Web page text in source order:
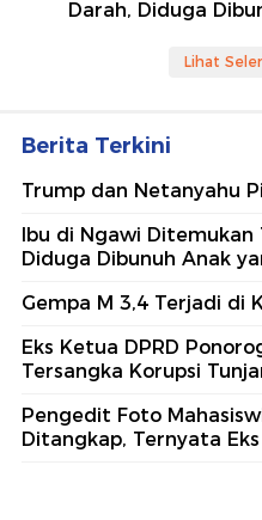
Darah, Diduga
Lihat
Berita Terkini
Trump dan Netanyahu
Ibu di Ngawi
Diduga Dibunuh Anak
Gempa M 3,4 Terjadi di
Eks Ketua DPRD
Tersangka Korupsi
Pengedit Foto
Ditangkap, Ternyata